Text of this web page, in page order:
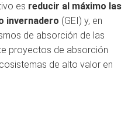
es reducir al máximo las
invernadero (GEI) y, en
de absorción de las
proyectos de absorción
de alto valor en